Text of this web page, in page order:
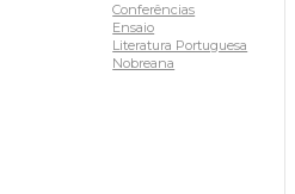
Conferências
Ensaio
Literatura Portuguesa
Nobreana